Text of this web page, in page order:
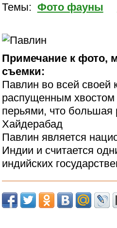
Темы: Фото фауны
Примечание к фото,
съемки:
Павлин во всей своей
распущенным
перьями, что большая
Хайдерабад
Павлин является
Индии и считается
индийских